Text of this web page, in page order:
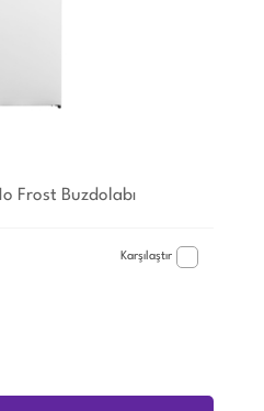
Frost Buzdolabı
Karşılaştır